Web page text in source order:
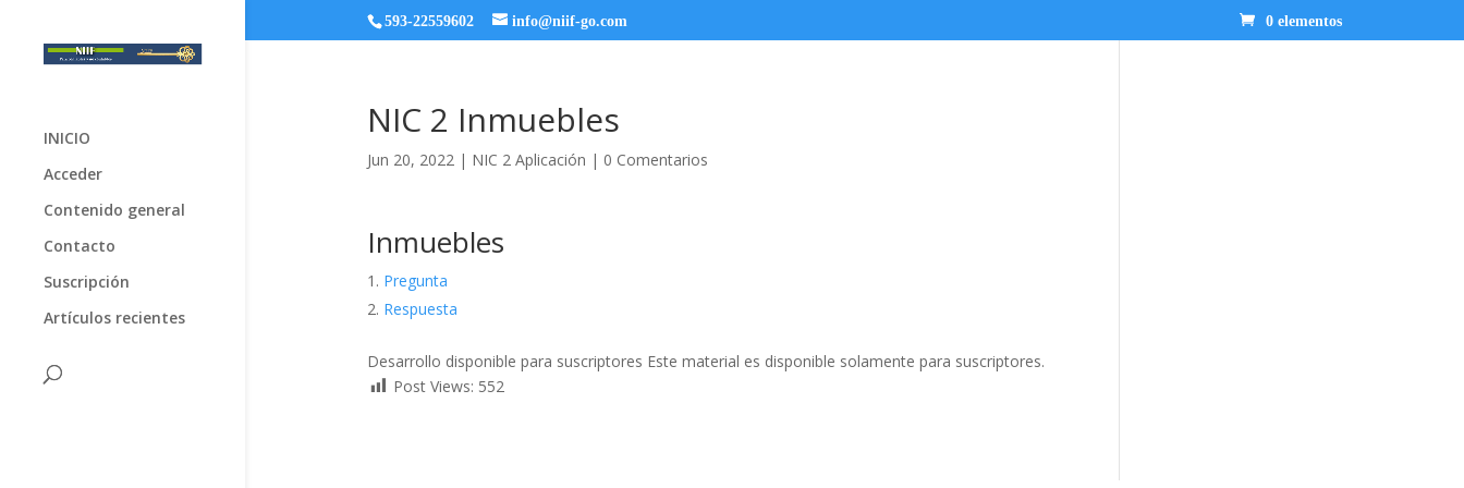
593-22559602 info@niif-go.com 0 elementos
INICIO
Acceder
Contenido general
Contacto
Suscripción
Artículos recientes
NIC 2 Inmuebles
Jun 20, 2022| NIC 2 Aplicación | 0 Comentarios
Inmuebles
Pregunta
Respuesta
Desarrollo disponible para suscriptores Este material es disponible solamente para suscriptores.
Post Views: 552